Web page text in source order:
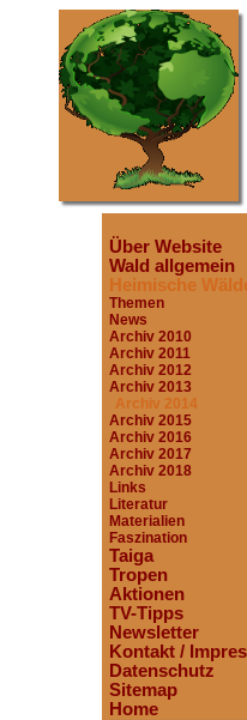
Über Website
Wald allgemein
Heimische
Themen
News
Archiv 2010
Archiv 2011
Archiv 2012
Archiv 2013
Archiv 2014
Archiv 2015
Archiv 2016
Archiv 2017
Archiv 2018
Links
Literatur
Materialien
Faszination
Taiga
Tropen
Aktionen
TV-Tipps
Newsletter
Kontakt /
Datenschutz
Sitemap
Home